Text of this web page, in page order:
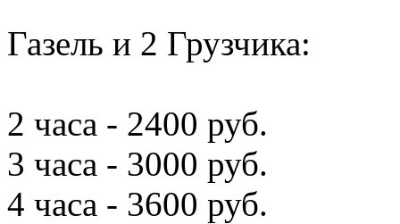
Газель и 2 Грузчика:
2 часа - 2400 руб.
3 часа - 3000 руб.
4 часа - 3600 руб.